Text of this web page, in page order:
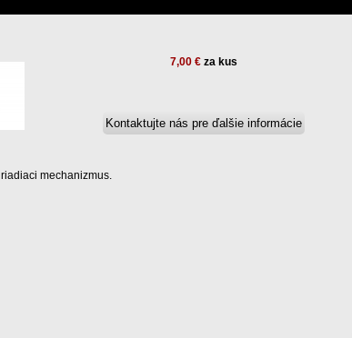
7,00 € za kus
mechanizmus.